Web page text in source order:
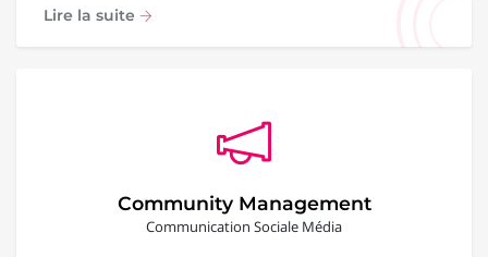
Lire la suite
Community Management
Communication Sociale Média